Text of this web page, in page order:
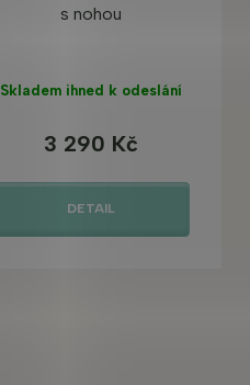
s nohou
Skladem ihned k odeslání
3 290 Kč
DETAIL